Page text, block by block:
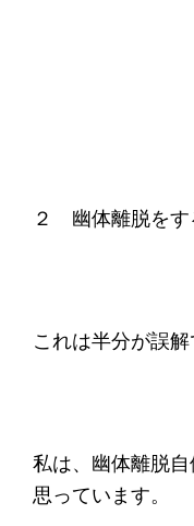
２ 幽体離脱をす
これは半分が誤解
私は、幽体離脱
思っています。